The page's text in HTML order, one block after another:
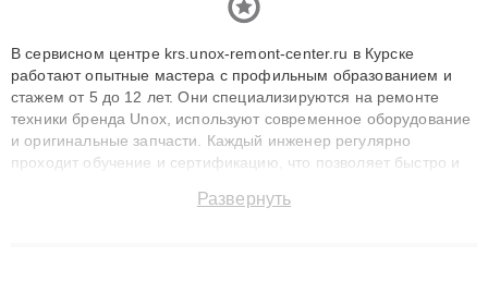
В сервисном центре krs.unox-remont-center.ru в Курске
работают опытные мастера с профильным образованием и
стажем от 5 до 12 лет. Они специализируются на ремонте
техники бренда Unox, используют современное оборудование
и оригинальные запчасти. Каждый инженер регулярно
проходит обучение и сертификацию, что позволяет быстро и
сохранением гарантии до 3 лет. Наши мастера решают
Развернуть